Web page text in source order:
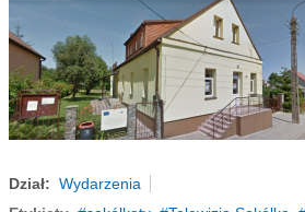
Dział: Wydarzenia